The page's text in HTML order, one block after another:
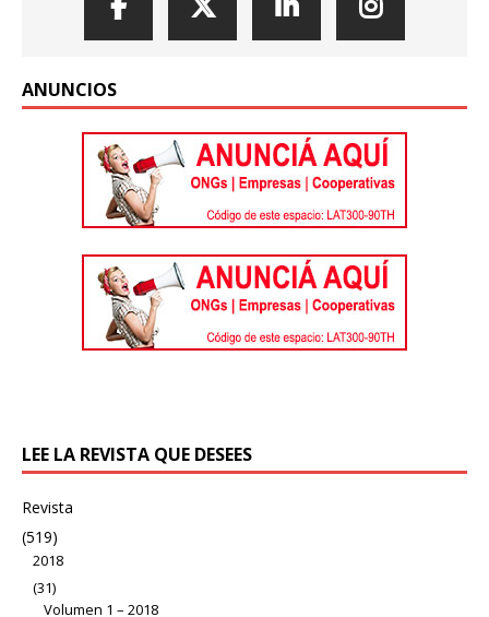
ANUNCIOS
LEE LA REVISTA QUE DESEES
Revista
(519)
2018
(31)
Volumen 1 – 2018